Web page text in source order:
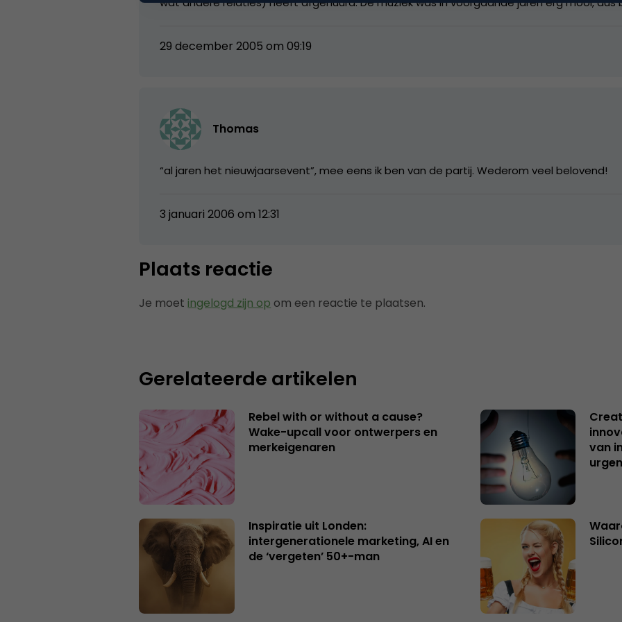
29 december 2005 om 09:19
Thomas
“al jaren het nieuwjaarsevent”, mee eens ik ben van de partij. Wederom veel belovend!
3 januari 2006 om 12:31
Plaats reactie
Je moet ingelogd zijn op om een reactie te plaatsen.
Gerelateerde artikelen
Rebel with or without a cause?
Wake-upcall voor ontwerpers en
merkeigenaren
van
Inspiratie uit Londen:
intergenerationele marketing, AI en
de ‘vergeten’ 50+-man